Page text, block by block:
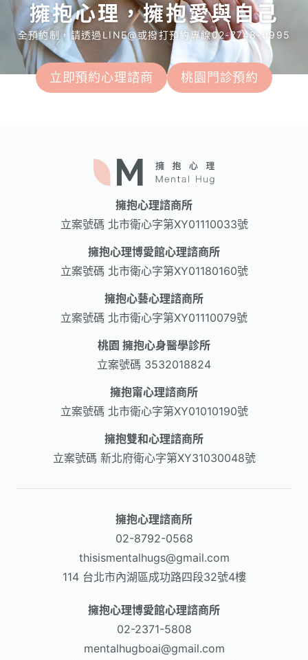
擁抱心理，擁抱愛與自己
全預約制，請透過LINE@或撥打預約專線02-7748-0995
立即預約心理諮商 桃園門診預約
擁抱心理諮商所
立案號碼 北市衛心字第XY01110033號
擁抱心理博愛館心理諮商所
立案號碼 北市衛心字第XY01180160號
擁抱心藝心理諮商所
立案號碼 北市衛心字第XY01110079號
桃園 擁抱心身醫學診所
立案號碼 3532018824
擁抱甯心理諮商所
立案號碼 北市衛心字第XY01010190號
擁抱雙和心理諮商所
立案號碼 新北府衛心字第XY31030048號
擁抱心理諮商所
02-8792-0568​
thisismentalhugs@gmail.com
114 台北市內湖區成功路四段32號4樓
擁抱心理博愛館心理諮商所
02-2371-5808
mentalhugboai@gmail.com